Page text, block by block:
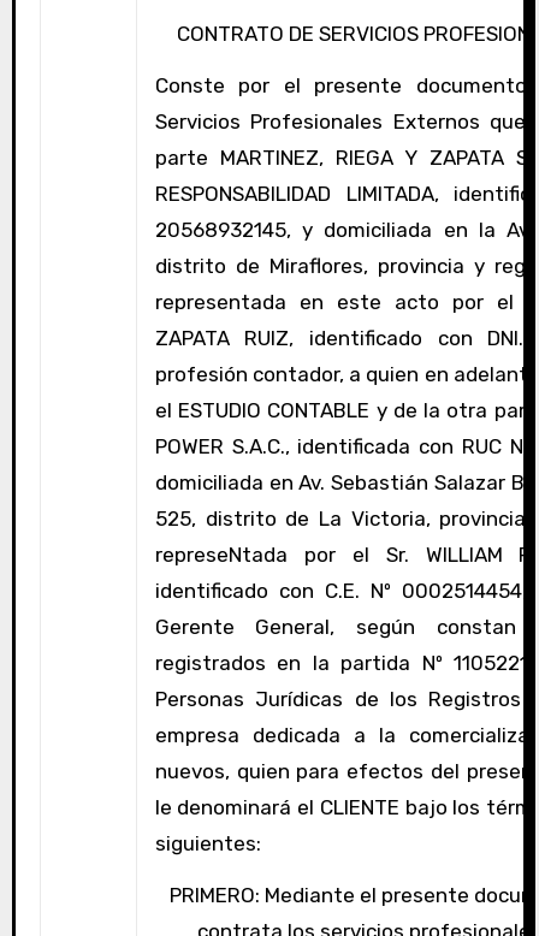
CONTRATO DE SERVICIOS
Conste por el presente
Servicios Profesionales Externos que
parte MARTINEZ, RIEGA Y ZAPATA
RESPONSABILIDAD LIMITADA,
20568932145, y domiciliada en la Av.
distrito de Miraflores, provincia y
representada en este acto por el
ZAPATA RUIZ, identificado con DNI.
profesión contador, a quien en
el ESTUDIO CONTABLE y de la otra
POWER S.A.C., identificada con RUC
domiciliada en Av. Sebastián Salazar
525, distrito de La Victoria, provincia
represeNtada por el Sr. WILLIAM
identificado con C.E. Nº
Gerente General, según
registrados en la partida Nº
Personas Jurídicas de los Registros
empresa dedicada a la
nuevos, quien para efectos del
le denominará el CLIENTE bajo los
siguientes:
PRIMERO: Mediante el presente
contrata los servicios profesionales